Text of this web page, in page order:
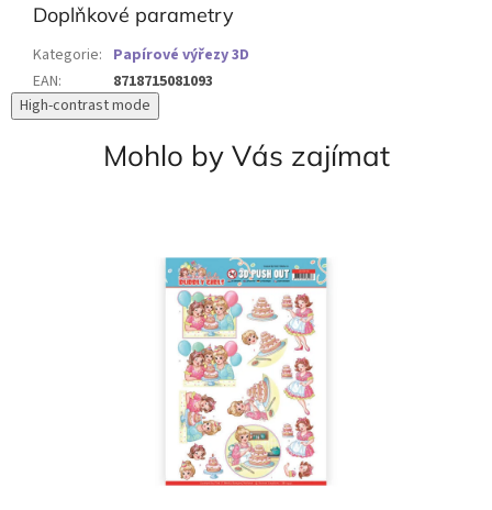
Doplňkové parametry
Kategorie: Papírové výřezy 3D
EAN:
8718715081093
High-contrast mode
Mohlo by Vás zajímat